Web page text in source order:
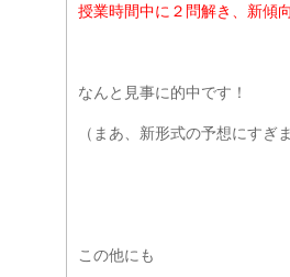
授業時間中に２問解き、新傾
なんと見事に的中です！
（まあ、新形式の予想にすぎ
この他にも